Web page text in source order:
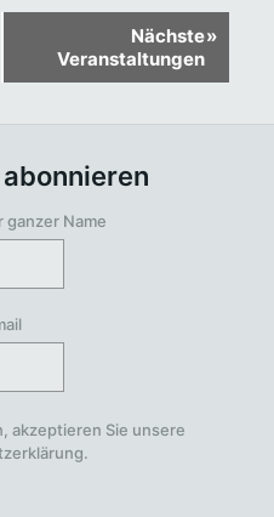
Nächste
Veranstaltungen
»
ganzer Name
akzeptieren Sie unsere